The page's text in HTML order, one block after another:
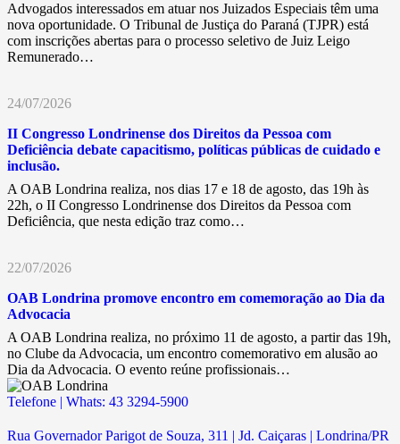
Advogados interessados em atuar nos Juizados Especiais têm uma
nova oportunidade. O Tribunal de Justiça do Paraná (TJPR) está
com inscrições abertas para o processo seletivo de Juiz Leigo
Remunerado…
24/07/2026
II Congresso Londrinense dos Direitos da Pessoa com
Deficiência debate capacitismo, políticas públicas de cuidado e
inclusão.
A OAB Londrina realiza, nos dias 17 e 18 de agosto, das 19h às
22h, o II Congresso Londrinense dos Direitos da Pessoa com
Deficiência, que nesta edição traz como…
22/07/2026
OAB Londrina promove encontro em comemoração ao Dia da
Advocacia
A OAB Londrina realiza, no próximo 11 de agosto, a partir das 19h,
no Clube da Advocacia, um encontro comemorativo em alusão ao
Dia da Advocacia. O evento reúne profissionais…
Telefone | Whats: 43 3294-5900
Rua Governador Parigot de Souza, 311 | Jd. Caiçaras | Londrina/PR